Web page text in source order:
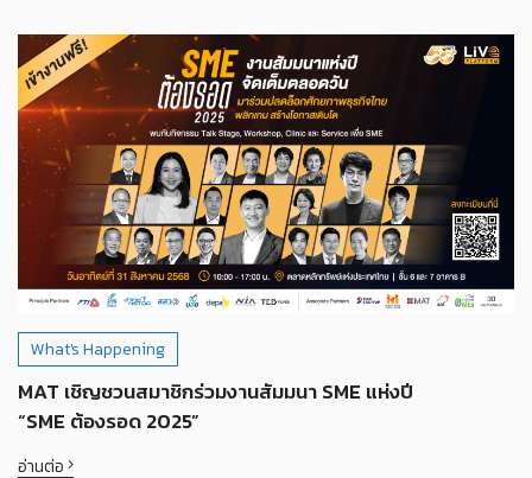
What's Happening
MAT เชิญชวนสมาชิกร่วมงานสัมมนา SME แห่งปี
“SME ต้องรอด 2025”
อ่านต่อ